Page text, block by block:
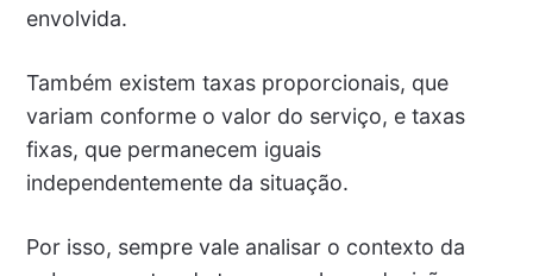
envolvida.
Também existem taxas proporcionais, que
variam conforme o valor do serviço, e taxas
fixas, que permanecem iguais
independentemente da situação.
Por isso, sempre vale analisar o contexto da